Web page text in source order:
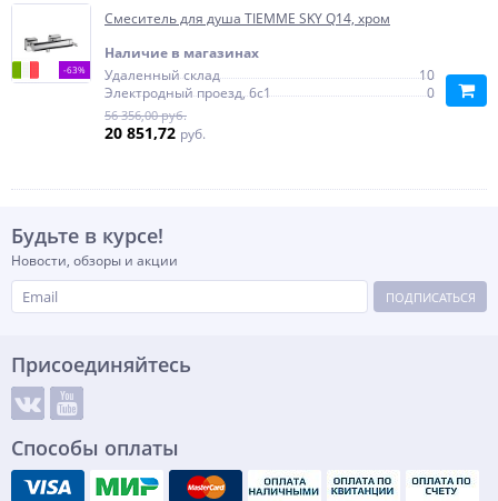
-63%
Смеситель для душа TIEMME SKY Q14, хром
Наличие в магазинах
Удаленный склад
10
Электродный проезд, 6с1
0
56 356,00 руб.
20 851,72 руб.
Будьте в курсе!
Новости, обзоры и акции
ПОДПИСАТЬСЯ
Присоединяйтесь
Способы оплаты